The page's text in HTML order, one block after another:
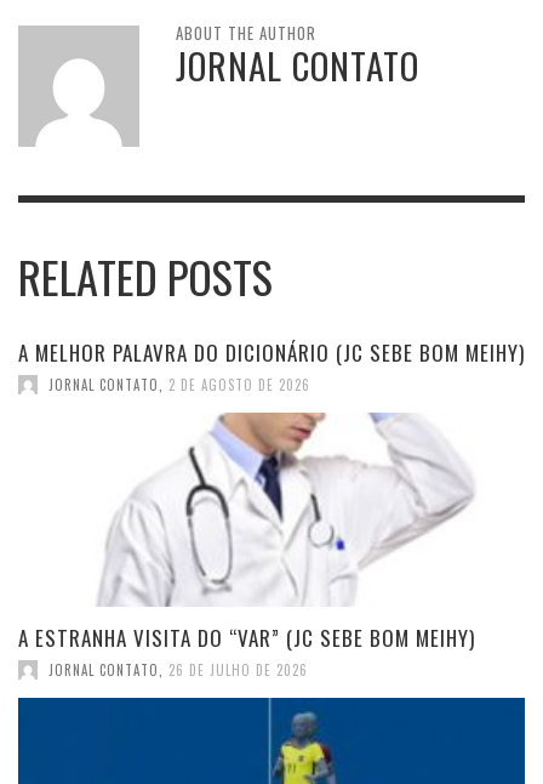
ABOUT THE AUTHOR
JORNAL CONTATO
RELATED POSTS
A MELHOR PALAVRA DO DICIONÁRIO (JC SEBE BOM MEIHY)
JORNAL CONTATO 2 DE AGOSTO DE 2026
A ESTRANHA VISITA DO “VAR” (JC SEBE BOM MEIHY)
JORNAL CONTATO 26 DE JULHO DE 2026